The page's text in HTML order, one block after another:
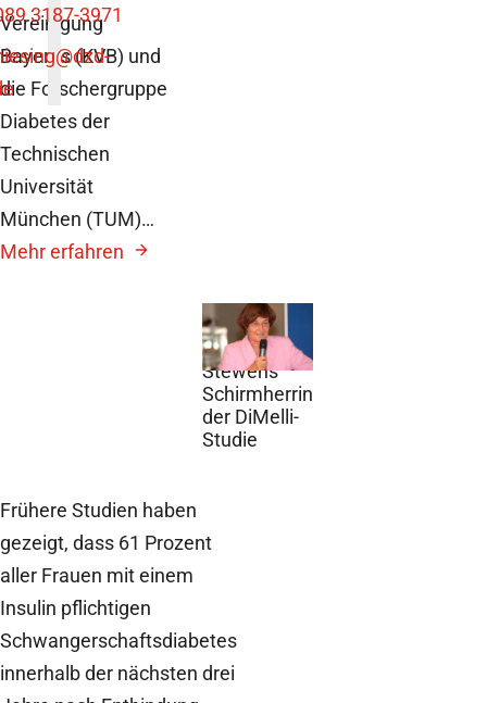
12. August
2010
Stewens
Schirmherrin
der DiMelli-
Studie
Vereinigung
Bayerns (KVB) und
die Forschergruppe
Diabetes der
Technischen
Universität
München (TUM)…
Mehr erfahren
Frühere Studien haben
gezeigt, dass 61 Prozent
aller Frauen mit einem
Insulin pflichtigen
Schwangerschaftsdiabetes
innerhalb der nächsten drei
3187-3971
@dzd-